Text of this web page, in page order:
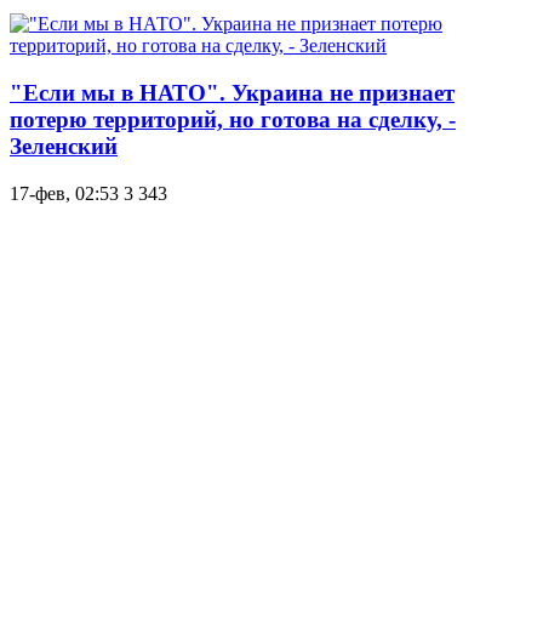
"Если мы в НАТО". Украина не признает
потерю территорий, но готова на сделку, -
Зеленский
17-фев, 02:53 3 343